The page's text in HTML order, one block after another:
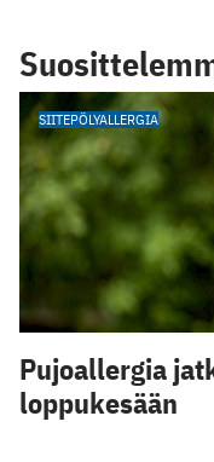
SIITEPÖLYALLERGIA
Pujoallergia
loppukesään